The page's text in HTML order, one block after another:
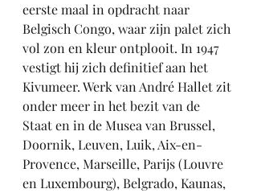
eerste maal in opdracht naar
Belgisch Congo, waar zijn palet zich
vol zon en kleur ontplooit. In 1947
vestigt hij zich definitief aan het
Kivumeer. Werk van André Hallet zit
onder meer in het bezit van de
Staat en in de Musea van Brussel,
Doornik, Leuven, Luik, Aix-en-
Provence, Marseille, Parijs (Louvre
en Luxembourg), Belgrado, Kaunas,